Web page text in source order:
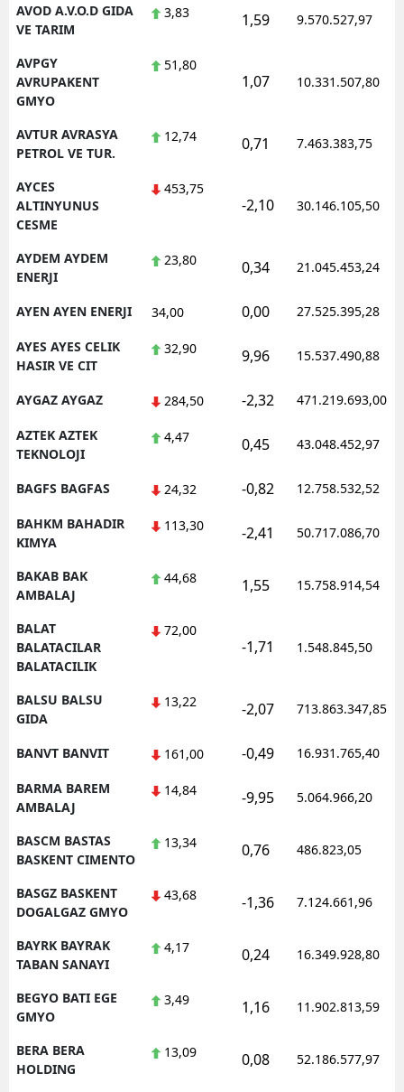
AVOD A.V.O.D GIDA
VE TARIM
3,83 1,59 9.570.527,97
AVPGY
AVRUPAKENT
GMYO
51,80
1,07 10.331.507,80
AVTUR AVRASYA
PETROL VE TUR.
12,74 0,71 7.463.383,75
AYCES
ALTINYUNUS
CESME
453,75
-2,10 30.146.105,50
AYDEM AYDEM
ENERJI
23,80 0,34 21.045.453,24
AYEN AYEN ENERJI 34,00 0,00 27.525.395,28
AYES AYES CELIK
HASIR VE CIT
32,90 9,96 15.537.490,88
AYGAZ AYGAZ 284,50 -2,32 471.219.693,00
AZTEK AZTEK
TEKNOLOJI
4,47 0,45 43.048.452,97
BAGFS BAGFAS 24,32 -0,82 12.758.532,52
BAHKM BAHADIR
KIMYA
113,30 -2,41 50.717.086,70
BAKAB BAK
AMBALAJ
44,68 1,55 15.758.914,54
BALAT
BALATACILAR
BALATACILIK
72,00
-1,71 1.548.845,50
BALSU BALSU
GIDA
13,22 -2,07 713.863.347,85
BANVT BANVIT 161,00 -0,49 16.931.765,40
BARMA BAREM
AMBALAJ
14,84 -9,95 5.064.966,20
BASCM BASTAS
BASKENT CIMENTO
13,34 0,76 486.823,05
BASGZ BASKENT
DOGALGAZ GMYO
43,68 -1,36 7.124.661,96
BAYRK BAYRAK
TABAN SANAYI
4,17 0,24 16.349.928,80
BEGYO BATI EGE
GMYO
3,49 1,16 11.902.813,59
BERA BERA
HOLDING
13,09 0,08 52.186.577,97